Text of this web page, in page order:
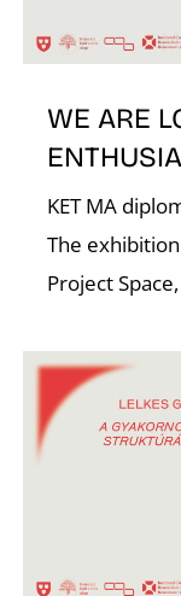
WE ARE
KET MA
The
Project